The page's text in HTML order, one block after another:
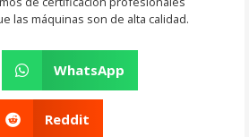
las máquinas son de alta calidad.
WhatsApp
Reddit